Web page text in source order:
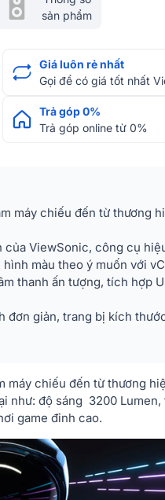
sản phẩm
Giá luôn rẻ nhất
Gọi để có giá tốt nhất
Trả góp 0%
Trả góp online từ 0%
máy chiếu đến từ thương
ViewSonic, công cụ
màu theo ý muốn với
thanh ấn tượng, tích hợp
đơn giản, trang bị kích
máy chiếu đến từ thương
như: độ sáng 3200
game đỉnh cao.